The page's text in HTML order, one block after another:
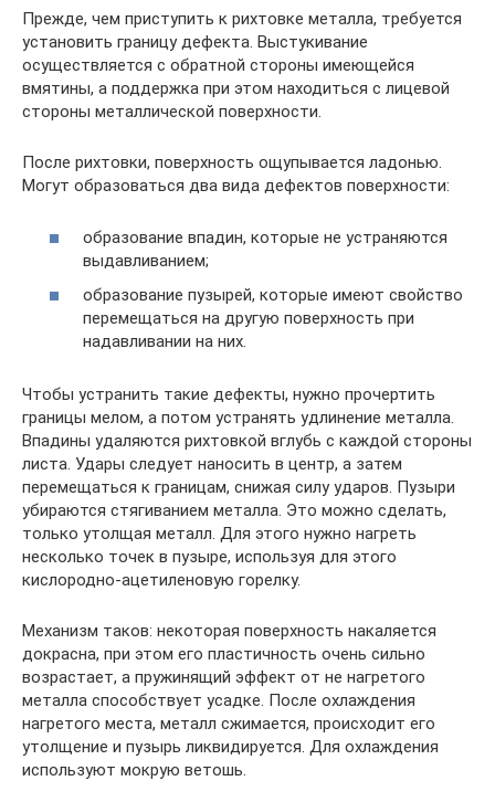
Прежде, чем приступить к рихтовке металла, требуется
установить границу дефекта. Выстукивание
осуществляется с обратной стороны имеющейся
вмятины, а поддержка при этом находиться с лицевой
стороны металлической поверхности.
После рихтовки, поверхность ощупывается ладонью.
Могут образоваться два вида дефектов поверхности:
образование впадин, которые не устраняются
выдавливанием;
образование пузырей, которые имеют свойство
перемещаться на другую поверхность при
надавливании на них.
Чтобы устранить такие дефекты, нужно прочертить
границы мелом, а потом устранять удлинение металла.
Впадины удаляются рихтовкой вглубь с каждой стороны
листа. Удары следует наносить в центр, а затем
перемещаться к границам, снижая силу ударов. Пузыри
убираются стягиванием металла. Это можно сделать,
только утолщая металл. Для этого нужно нагреть
несколько точек в пузыре, используя для этого
кислородно-ацетиленовую горелку.
Механизм таков: некоторая поверхность накаляется
докрасна, при этом его пластичность очень сильно
возрастает, а пружинящий эффект от не нагретого
металла способствует усадке. После охлаждения
нагретого места, металл сжимается, происходит его
утолщение и пузырь ликвидируется. Для охлаждения
используют мокрую ветошь.